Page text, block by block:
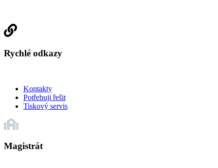
Rychlé odkazy
Kontakty
Potřebuji řešit
Tiskový servis
Magistrát